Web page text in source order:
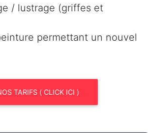
/ lustrage (griffes et
permettant un nouvel
TARIFS ( CLICK ICI )